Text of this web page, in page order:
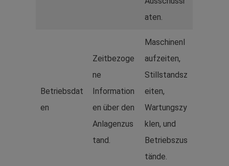
aten.
Betriebsdat
en
Zeitbezoge
ne
Information
en über den
Anlagenzus
tand.
Maschinenl
aufzeiten,
Stillstandsz
eiten,
Wartungszy
klen, und
Betriebszus
tände.